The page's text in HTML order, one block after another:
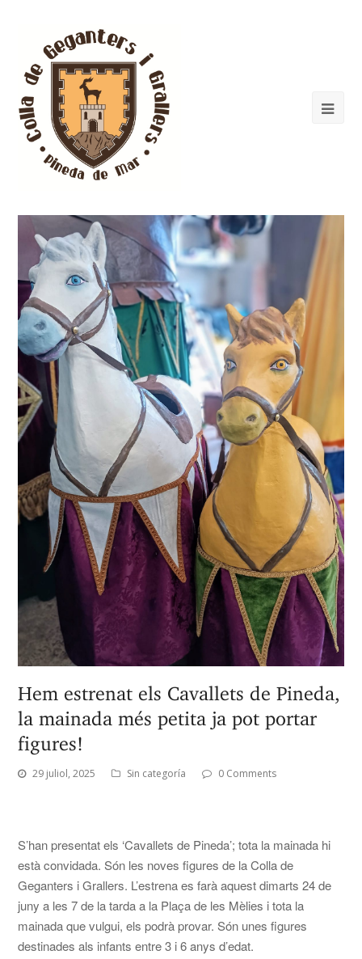
Hem estrenat els ‘Cavallets de Pineda’,
la mainada més petita ja pot portar
figures!
29 juliol, 2025 Sin categoría 0 Comments
S’han presentat els ‘Cavallets de Pineda’; tota la mainada hi
està convidada. Són les noves figures de la Colla de
Geganters i Grallers. L’estrena es farà aquest dimarts 24 de
juny a les 7 de la tarda a la Plaça de les Mèlies i tota la
mainada que vulgui, els podrà provar. Són unes figures
destinades als infants entre 3 i 6 anys d’edat.